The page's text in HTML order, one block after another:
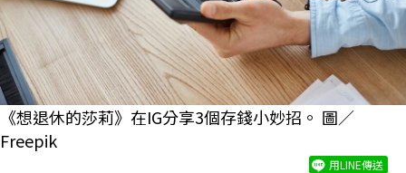
《想退休的莎莉》在IG分享3個存錢小妙招。 圖／
Freepik
用LINE傳送